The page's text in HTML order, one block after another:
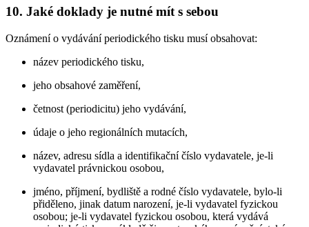
10. Jaké doklady je nutné mít s sebou
Oznámení o vydávání periodického tisku musí obsahovat:
název periodického tisku,
jeho obsahové zaměření,
četnost (periodicitu) jeho vydávání,
údaje o jeho regionálních mutacích,
název, adresu sídla a identifikační číslo vydavatele, je-li
vydavatel právnickou osobou,
jméno, příjmení, bydliště a rodné číslo vydavatele, bylo-li
přiděleno, jinak datum narození, je-li vydavatel fyzickou
osobou; je-li vydavatel fyzickou osobou, která vydává